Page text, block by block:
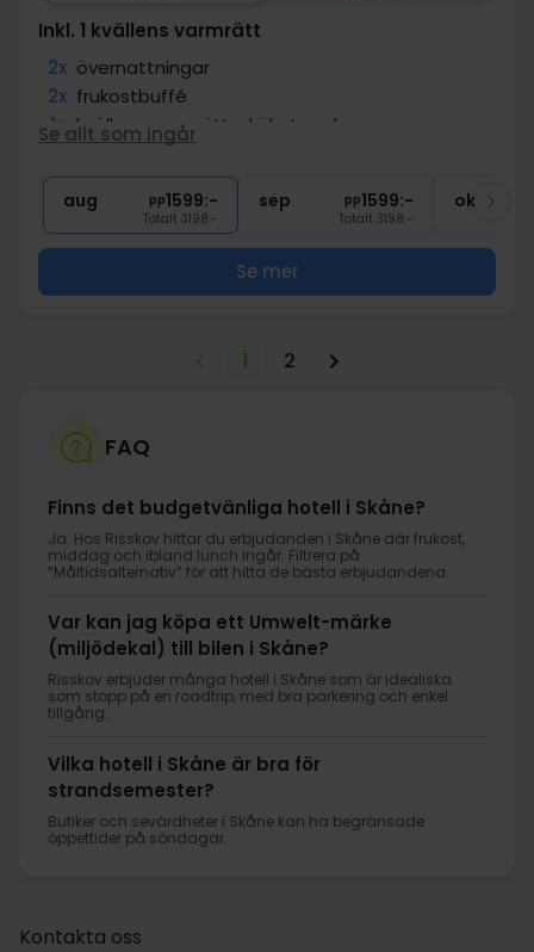
Inkl. 1 kvällens varmrätt
2x övernattningar
2x frukostbuffé
1x kvällens varmrätt - kökets val
Tillgång till gym
∞ Gratis internet
Se allt som ingår
aug pp1599:-
Totalt 3198:-
sep pp1599:-
Totalt 3198:-
okt
Se mer
1 2
FAQ
Finns det budgetvänliga hotell i Skåne?
Ja. Hos Risskov hittar du erbjudanden i Skåne där frukost,
middag och ibland lunch ingår. Filtrera på
”Måltidsalternativ” för att hitta de bästa erbjudandena.
Var kan jag köpa ett Umwelt-märke
(miljödekal) till bilen i Skåne?
Risskov erbjuder många hotell i Skåne som är idealiska
som stopp på en roadtrip, med bra parkering och enkel
tillgång.
Vilka hotell i Skåne är bra för
strandsemester?
Butiker och sevärdheter i Skåne kan ha begränsade
öppettider på söndagar.
Kontakta oss